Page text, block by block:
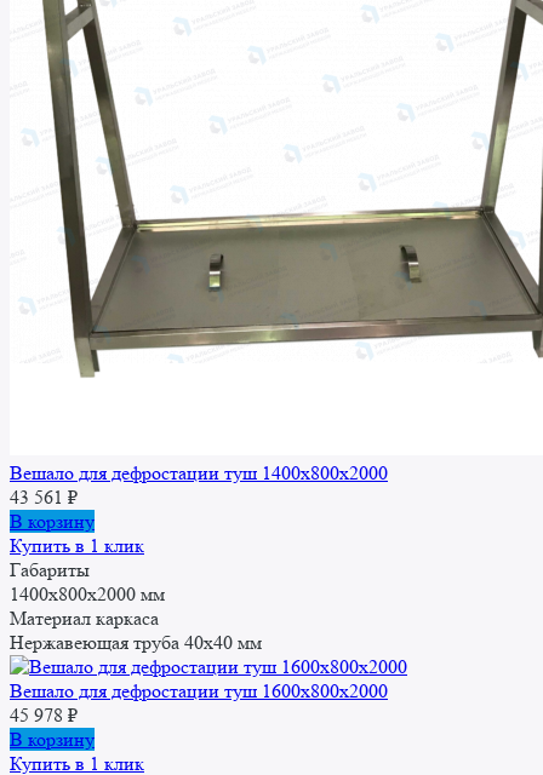
Вешало для дефростации туш 1400x800x2000
43 561 ₽
В корзину
Купить в 1 клик
Габариты
1400x800x2000 мм
Материал каркаса
Нержавеющая труба 40х40 мм
Вешало для дефростации туш 1600x800x2000
45 978 ₽
В корзину
Купить в 1 клик